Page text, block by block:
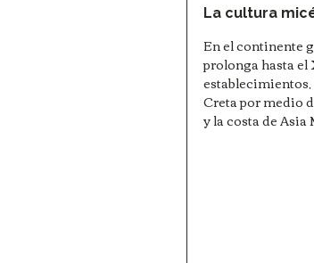
La cultura
En el continente
prolonga hasta el
Creta por medio
y la costa de Asia